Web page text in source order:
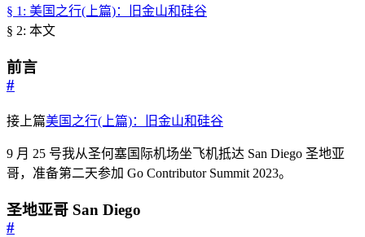
§ 1: 美国之行(上篇)：旧金山和硅谷
§ 2: 本文
前言
#
接上篇美国之行(上篇)：旧金山和硅谷
9 月 25 号我从圣何塞国际机场坐飞机抵达 San Diego 圣地亚
哥，准备第二天参加 Go Contributor Summit 2023。
圣地亚哥 San Diego
#